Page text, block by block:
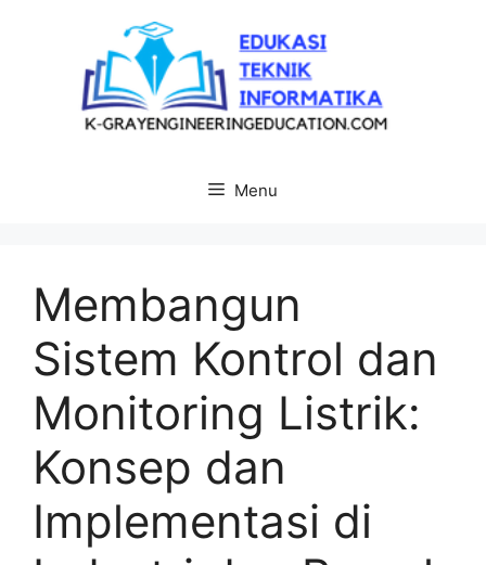
Menu
Membangun
Sistem Kontrol dan
Monitoring Listrik:
Konsep dan
Implementasi di